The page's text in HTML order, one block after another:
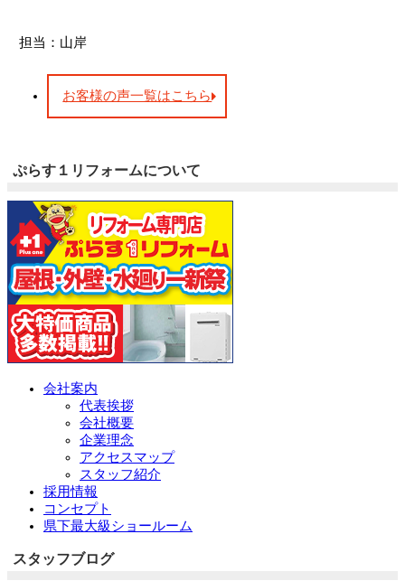
担当：山岸
お客様の声一覧はこちら
ぷらす１リフォームについて
会社案内
代表挨拶
会社概要
企業理念
アクセスマップ
スタッフ紹介
採用情報
コンセプト
県下最大級ショールーム
スタッフブログ